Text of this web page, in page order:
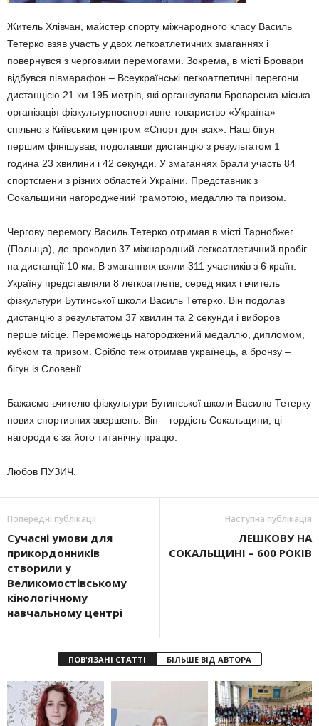
Житель Хлівчан, майстер спорту міжнародного класу Василь
Тетерко взяв участь у двох легкоатлетичних змаганнях і
повернувся з черговими перемогами. Зокрема, в місті Бровари
відбувся півмарафон – Всеукраїнські легкоатлетичні перегони
дистанцією 21 км 195 метрів, які організували Броварська міська
організація фізкультурноспортивне товариство «Україна»
спільно з Київським центром «Спорт для всіх». Наш бігун
першим фінішував, подолавши дистанцію з результатом 1
година 23 хвилини і 42 секунди. У змаганнях брали участь 84
спортсмени з різних областей України. Представник з
Сокальщини нагороджений грамотою, медаллю та призом.
Чергову перемогу Василь Тетерко отримав в місті Тарнобжег
(Польща), де проходив 37 міжнародний легкоатлетичний пробіг
на дистанції 10 км. В змаганнях взяли 311 учасників з 6 країн.
Україну представляли 8 легкоатлетів, серед яких і вчитель
фізкультури Бутинської школи Василь Тетерко. Він подолав
дистанцію з результатом 37 хвилин та 2 секунди і виборов
перше місце. Переможець нагороджений медаллю, дипломом,
кубком та призом. Срібло теж отримав українець, а бронзу –
бігун із Словенії.
Бажаємо вчителю фізкультури Бутинської школи Василю Тетерку
нових спортивних звершень. Він – гордість Сокальщини, ці
нагороди є за його титанічну працю.
Любов ПУЗИЧ.
Попередні публікації
Сучасні умови для
прикордонників
створили у
Великомостівському
кінологічному
навчальному центрі
Наступна публікація
ЛЕШКОВУ НА
СОКАЛЬЩИНІ – 600 РОКІВ
ПОВ'ЯЗАНІ СТАТТІ БІЛЬШЕ ВІД АВТОРА